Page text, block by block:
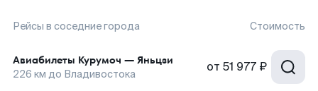
Рейсы в соседние города Стоимость
Авиабилеты Курумоч — Яньцзи
226 км до Владивостока от 51 977 ₽